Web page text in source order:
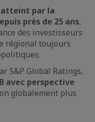
atteint par la
près de 25 ans,
des investisseurs
régional toujours
S&P Global Ratings,
avec perspective
globalement plus